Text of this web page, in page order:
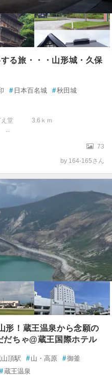
る旅・・・山形城・久保
# 日本百名城 #秋田城
温泉→さざえ堂 3.6ｋｍ
73
by 164-165さん
形！蔵王温泉から念願の
ちゃ@蔵王国際ホテル
頂駅 # 山・高原 #御釜
#蔵王温泉